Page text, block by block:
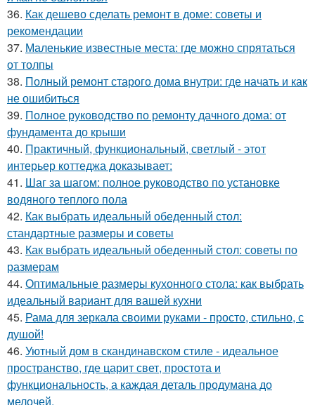
36. Как дешево сделать ремонт в доме: советы и
рекомендации
37. Маленькие известные места: где можно спрятаться
от толпы
38. Полный ремонт старого дома внутри: где начать и как
не ошибиться
39. Полное руководство по ремонту дачного дома: от
фундамента до крыши
40. Практичный, функциональный, светлый - этот
интерьер коттеджа доказывает:
41. Шаг за шагом: полное руководство по установке
водяного теплого пола
42. Как выбрать идеальный обеденный стол:
стандартные размеры и советы
43. Как выбрать идеальный обеденный стол: советы по
размерам
44. Оптимальные размеры кухонного стола: как выбрать
идеальный вариант для вашей кухни
45. Рама для зеркала своими руками - просто, стильно, с
душой!
46. Уютный дом в скандинавском стиле - идеальное
пространство, где царит свет, простота и
функциональность, а каждая деталь продумана до
мелочей.